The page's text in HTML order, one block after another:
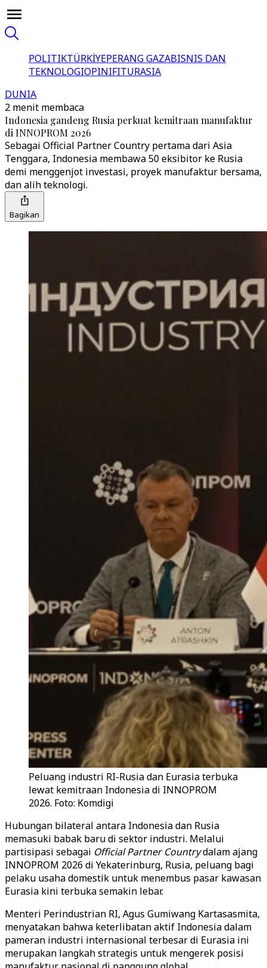
POLITIKTÜRKİYEPERANG GAZABISNIS DAN
TEKNOLOGIOPINIFITURASIA
DUNIA
2 menit membaca
Indonesia gandeng Rusia perkuat kemitraan manufaktur
di INNOPROM 2026
Sebagai Official Partner Country pertama dari Asia
Tenggara, Indonesia membawa 50 eksibitor ke Rusia
demi menggenjot investasi, proyek manufaktur bersama,
dan alih teknologi.
Bagikan
Peluang industri RI-Rusia dan Eurasia terbuka
lewat kemitraan Indonesia di INNOPROM
2026. Foto: Komdigi
Hubungan bilateral antara Indonesia dan Rusia
memasuki babak baru di sektor industri. Melalui
partisipasi sebagai Official Partner Countrydalam ajang
INNOPROM 2026 di Yekaterinburg, Rusia, peluang bagi
pelaku usaha domestik untuk menembus pasar kawasan
Eurasia kini terbuka semakin lebar.
Menteri Perindustrian RI, Agus Gumiwang Kartasasmita,
menyatakan bahwa keterlibatan aktif Indonesia dalam
pameran industri internasional terbesar di Eurasia ini
merupakan langkah strategis untuk mengerek posisi